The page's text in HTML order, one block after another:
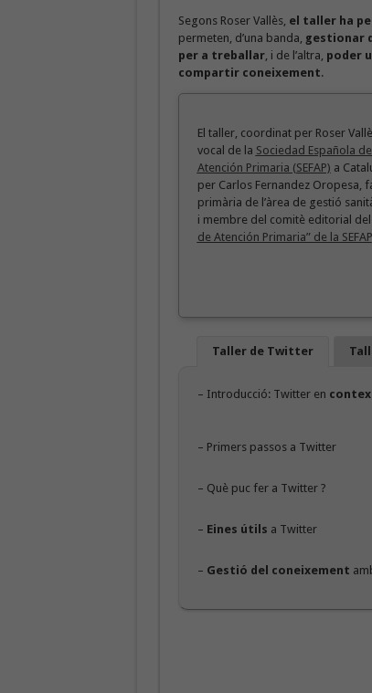
Segons Roser Vallès, el taller ha
permeten, d’una banda, gestionar
per a treballar, i de l’altra, poder
compartir coneixement.
El taller, coordinat per Roser
vocal de la Sociedad Española
Atención Primaria (SEFAP) a
per Carlos Fernandez Oropesa,
primària de l’àrea de gestió
i membre del comitè editorial del
de Atención Primaria” de la SEFAP
Taller de Twitter
– Introducció: Twitter en
– Primers passos a Twitter
– Què puc fer a Twitter ?
– Eines útils a Twitter
– Gestió del coneixement